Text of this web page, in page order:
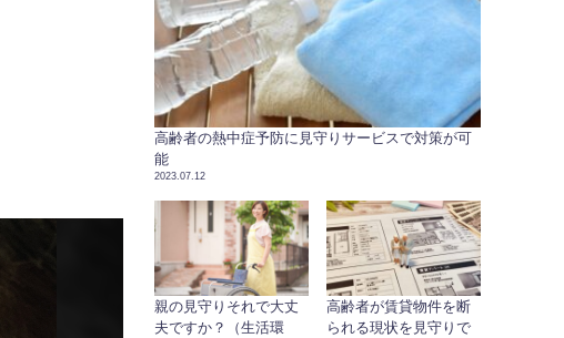
高齢者の熱中症予防に見守りサービスで対策が可
能
2023.07.12
親の見守りそれで大丈
夫ですか？（生活環
高齢者が賃貸物件を断
られる現状を見守りで